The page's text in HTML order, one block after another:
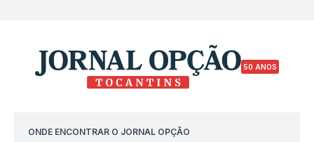
50 ANOS
ONDE ENCONTRAR O JORNAL OPÇÃO